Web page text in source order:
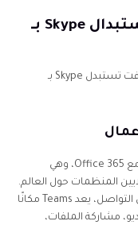
لماذا تقوم مايكروسوفت باستبدال Skype بـ
هناك العديد من الأسباب التي تجعل مايكروسوفت تستبدل Skype بـ
تم تصميم Microsoft Teams للعمل بسلاسة مع Office 365، وهي
المنظمات حول العالم.
على عكس Skype، الذي كان يركز بشكل كبير على التواصل، يعد Teams مكانًا
مشاركة الملفات،